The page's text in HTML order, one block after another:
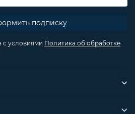
подписку
с условиями Политика об обработке